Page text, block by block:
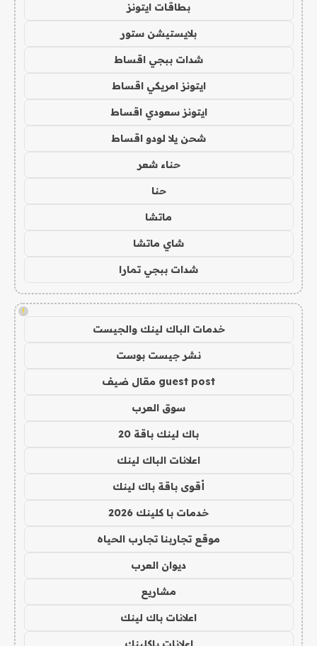
بطاقات ايتونز
بلايستيشن ستور
شدات ببجي اقساط
ايتونز امريكي اقساط
ايتونز سعودي اقساط
شحن يلا لودو اقساط
حناء شعر
حنا
ماتشا
شاي ماتشا
شدات ببجي تمارا
!
خدمات الباك لينك والجيست
نشر جيست بوست
guest post مقال ضيف
سوق العرب
باك لينك باقة 20
اعلانات الباك لينك
أقوى باقة باك لينك
خدمات با كلينك 2026
موقع تجاربنا تجارب الحياه
ديوان العرب
مشاريع
اعلانات باك لينك